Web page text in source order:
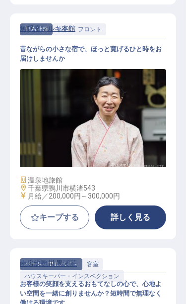
契約社員 宿泊 フロント
フロント
魚眠庵マルキ本館
昔ながらの小さな宿で、ほっと寛げるひと時をお
届けしませんか
施設業態
温泉地旅館
勤務地
千葉県鴨川市横渚543
給与
月給／200,000円～ 300,000円
キープする 詳しく見る
パート・アルバイト
客室
ハウスキーパー・インスペクション
南房総鴨川 黒潮荘
お客様の笑顔を支えるおもてなしの心で、心地よ
い空間を一緒に創りませんか？短時間で無理なく